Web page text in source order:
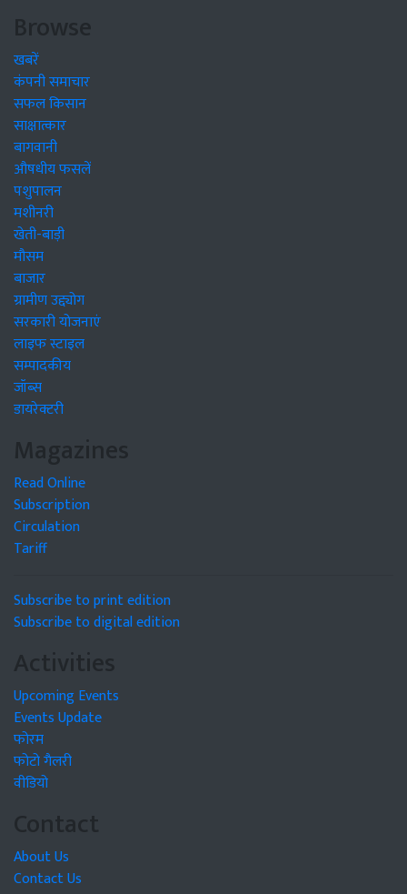
Browse
खबरें
कंपनी समाचार
सफल किसान
साक्षात्कार
बागवानी
औषधीय फसलें
पशुपालन
मशीनरी
खेती-बाड़ी
मौसम
बाजार
ग्रामीण उद्द्योग
सरकारी योजनाएं
लाइफ स्टाइल
सम्पादकीय
जॉब्स
डायरेक्टरी
Magazines
Read Online
Subscription
Circulation
Tariff
Subscribe to print edition
Subscribe to digital edition
Activities
Upcoming Events
Events Update
फोरम
फोटो गैलरी
वीडियो
Contact
About Us
Contact Us